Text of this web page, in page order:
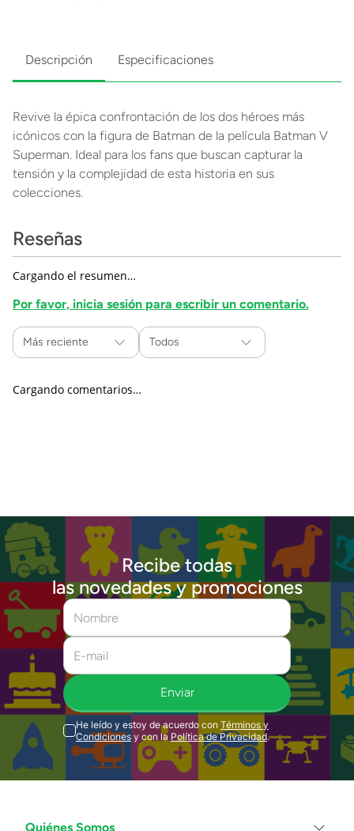
Descripción Especificaciones
Revive la épica confrontación de los dos héroes más
icónicos con la figura de Batman de la película Batman V
Superman. Ideal para los fans que buscan capturar la
tensión y la complejidad de esta historia en sus
colecciones.
Reseñas
Cargando el resumen…
Por favor, inicia sesión para escribir un comentario.
Más reciente Todos
Cargando comentarios…
Recibe todas
las novedades y promociones
Enviar
He leído y estoy de acuerdo con Términos y
Condiciones y con la Política de Privacidad.
Quiénes Somos